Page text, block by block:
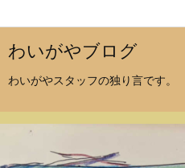
わいがやブログ
わいがやスタッフの独り言です。